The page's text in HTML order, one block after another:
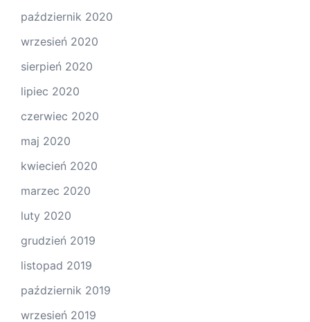
październik 2020
wrzesień 2020
sierpień 2020
lipiec 2020
czerwiec 2020
maj 2020
kwiecień 2020
marzec 2020
luty 2020
grudzień 2019
listopad 2019
październik 2019
wrzesień 2019